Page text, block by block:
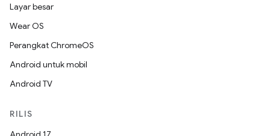
Layar besar
Wear OS
Perangkat ChromeOS
Android untuk mobil
Android TV
RILIS